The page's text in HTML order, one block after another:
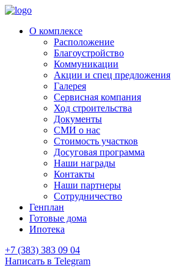
О комплексе
Расположение
Благоустройство
Коммуникации
Акции и спец предложения
Галерея
Сервисная компания
Ход строительства
Документы
СМИ о нас
Стоимость участков
Досуговая программа
Наши награды
Контакты
Наши партнеры
Сотрудничество
Генплан
Готовые дома
Ипотека
+7 (383) 383 09 04
Написать в Telegram